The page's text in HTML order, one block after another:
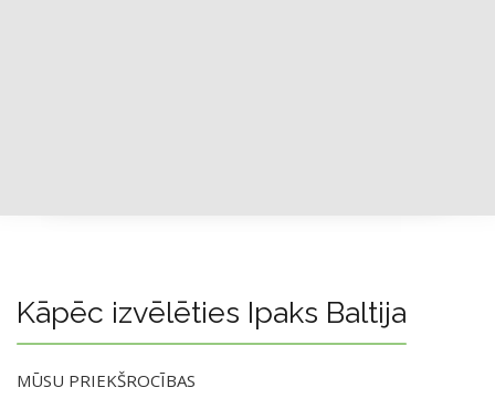
Kāpēc izvēlēties Ipaks Baltija
MŪSU PRIEKŠROCĪBAS